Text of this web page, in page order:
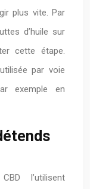
plus vite. Par
d’huile sur
cette étape.
par voie
exemple en
l’utilisent